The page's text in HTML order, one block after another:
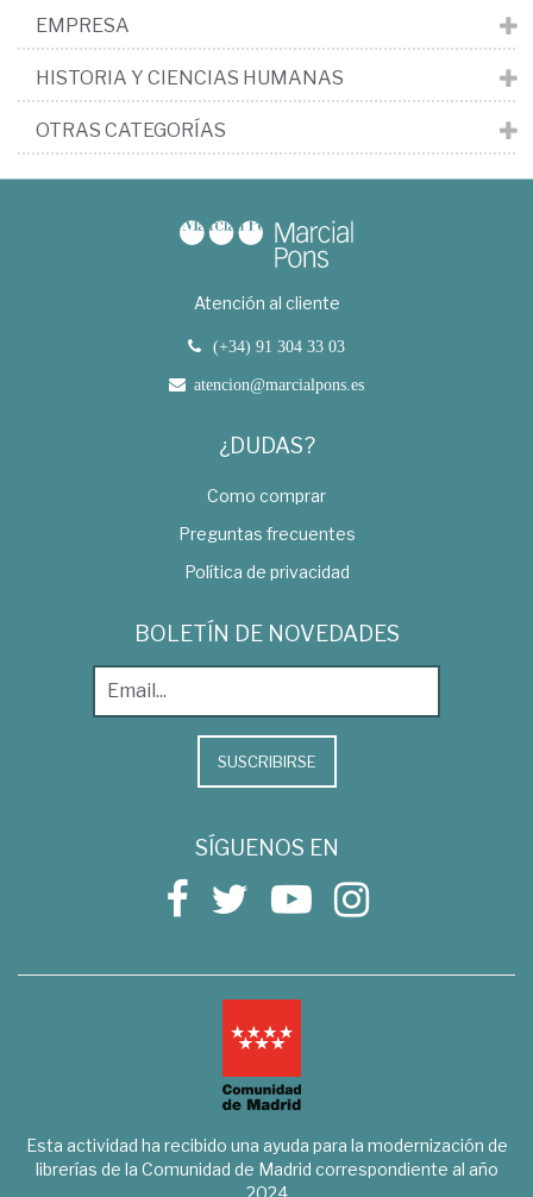
EMPRESA
HISTORIA Y CIENCIAS HUMANAS
OTRAS CATEGORÍAS
Atención al cliente
(+34) 91 304 33 03
atencion@marcialpons.es
¿DUDAS?
Como comprar
Preguntas frecuentes
Política de privacidad
BOLETÍN DE NOVEDADES
SUSCRIBIRSE
SÍGUENOS EN
Esta actividad ha recibido una ayuda para la modernización de
librerías de la Comunidad de Madrid correspondiente al año